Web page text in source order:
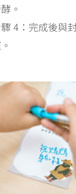
。
4： 完成後與